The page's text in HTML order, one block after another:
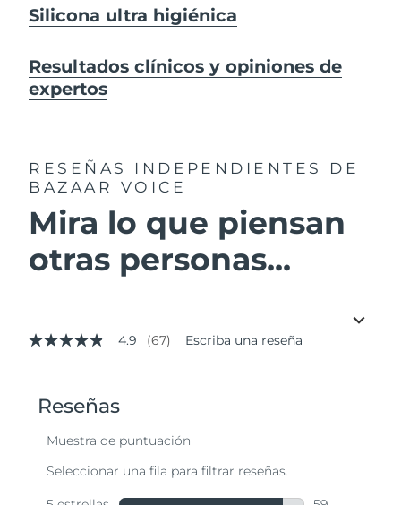
Silicona ultra higiénica
Resultados clínicos y opiniones de
expertos
RESEÑAS INDEPENDIENTES
DE
BAZAAR VOICE
Mira lo que piensan
otras personas...
4.9
valor
medio
valoración.
4.9 (67) Escriba una reseña